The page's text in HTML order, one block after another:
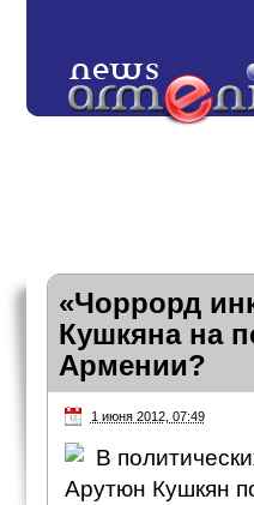
«Чоррорд
Кушкяна на
Армении?
1 июня 2012, 07:49
В
Арутюн Кушкян